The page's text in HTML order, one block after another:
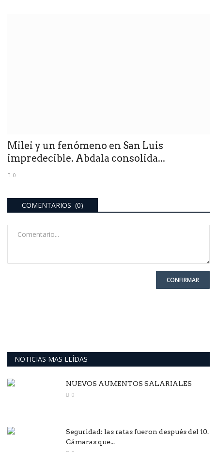
Milei y un fenómeno en San Luis
impredecible. Abdala consolida...
0
COMENTARIOS (0)
CONFIRMAR
NOTICIAS MAS LEÍDAS
NUEVOS AUMENTOS SALARIALES
0
Seguridad: las ratas fueron después del 10.
Cámaras que...